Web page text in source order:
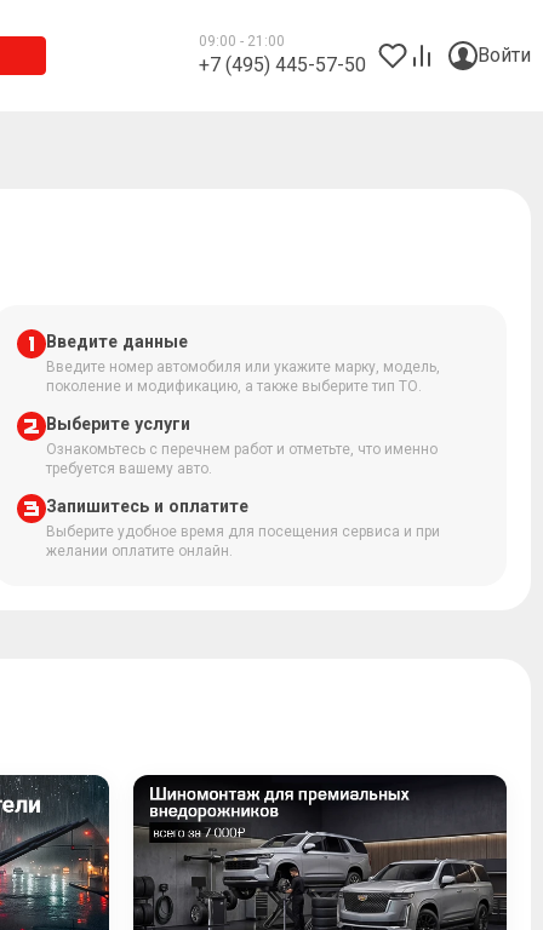
09:00 - 21:00
+7 (495) 445-57-50 Войти
Введите данные
Введите номер автомобиля или укажите марку, модель,
поколение и модификацию, а также выберите тип ТО.
Выберите услуги
Ознакомьтесь с перечнем работ и отметьте, что именно
требуется вашему авто.
Запишитесь и оплатите
Выберите удобное время для посещения сервиса и при
желании оплатите онлайн.